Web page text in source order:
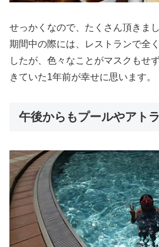
せっかくなので、たくさん頂きま
期間中の際には、レストランで全
したが、色々なことがマスクもせ
きていた1年前が幸せに思います。
午後からもプールやアト